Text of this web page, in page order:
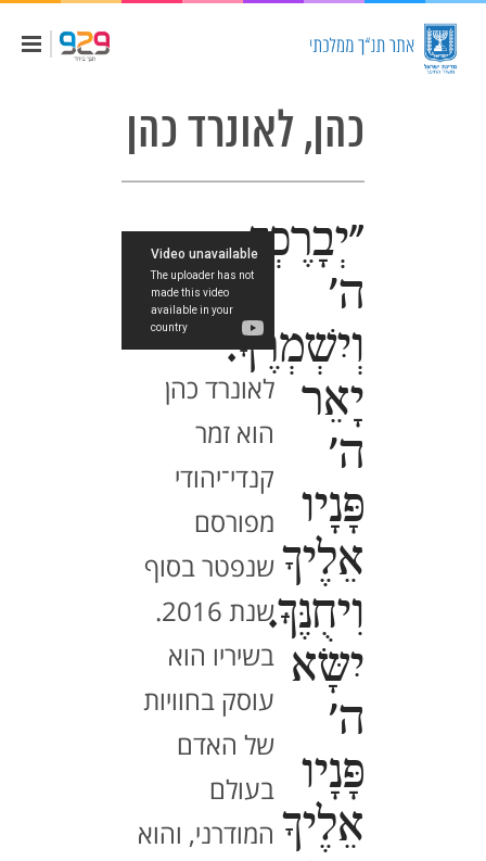
כהן, לאונרד כהן
"יְבָרֶכְךָ
ה'
וְיִשְׁמְרֶךָ.
יָאֵר
ה'
פָּנָיו
אֵלֶיךָ
וִיחֻנֶּךָּ.
יִשָּׂא
ה'
פָּנָיו
אֵלֶיךָ
לאונרד כהן
הוא זמר
קנדי־יהודי
מפורסם
שנפטר בסוף
שנת 2016.
בשיריו הוא
עוסק בחוויות
של האדם
בעולם
המודרני, והוא